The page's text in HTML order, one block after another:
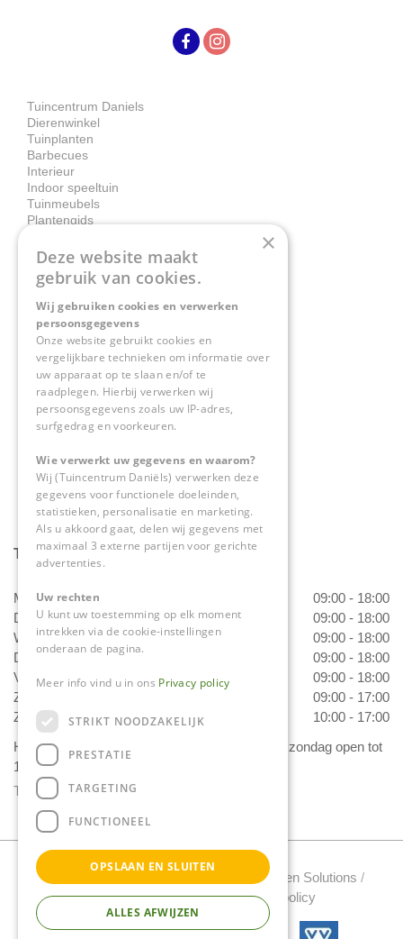
Tuincentrum Daniels
Dierenwinkel
Tuinplanten
Barbecues
Interieur
Indoor speeltuin
Tuinmeubels
Plantengids
Contact
Tuincentrum Daniëls
Herkenbosserweg 4
6063 NL Vlodrop
0475-534298
info@tuincentrumdaniels.nl
Tuincentrum Daniëls
Maandag
09:00 - 18:00
Dinsdag
09:00 - 18:00
Woensdag
09:00 - 18:00
Donderdag
09:00 - 18:00
Vrijdag
09:00 - 18:00
Zaterdag
09:00 - 17:00
Zondag
10:00 - 17:00
Het 'Bloemetje van Daniëls' is van dinsdag t/m zondag open tot
17.00 uur!
Toon alle openingstijden
Tuincentrum Daniels Copyright 2022 /Green Solutions /
Tuincentrum Overzicht/Privacy policy
×
Deze website maakt
gebruik van cookies.
Wij gebruiken cookies en verwerken
persoonsgegevens
Onze website gebruikt cookies en
vergelijkbare technieken om informatie over
uw apparaat op te slaan en/of te
raadplegen. Hierbij verwerken wij
persoonsgegevens zoals uw IP-adres,
surfgedrag en voorkeuren.
Wie verwerkt uw gegevens en waarom?
Wij (Tuincentrum Daniëls) verwerken deze
gegevens voor functionele doeleinden,
statistieken, personalisatie en marketing.
Als u akkoord gaat, delen wij gegevens met
maximaal 3 externe partijen voor gerichte
advertenties.
Uw rechten
U kunt uw toestemming op elk moment
intrekken via de cookie-instellingen
onderaan de pagina.
Meer info vind u in ons Privacy policy
STRIKT NOODZAKELIJK
PRESTATIE
TARGETING
FUNCTIONEEL
OPSLAAN EN SLUITEN
ALLES AFWIJZEN